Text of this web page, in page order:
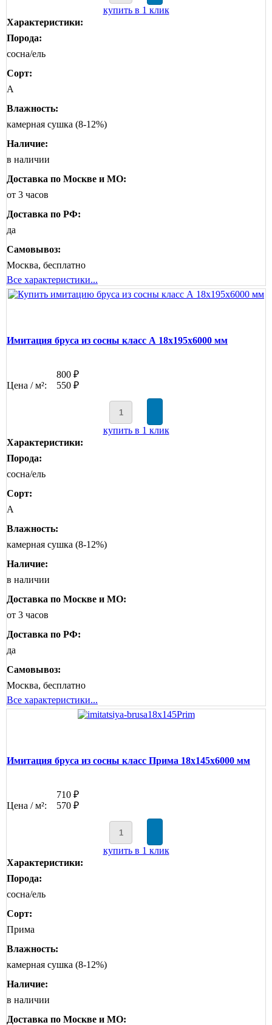
купить в 1 клик
Характеристики:
Порода:
сосна/ель
Сорт:
А
Влажность:
камерная сушка (8-12%)
Наличие:
в наличии
Доставка по Москве и МО:
от 3 часов
Доставка по РФ:
да
Самовывоз:
Москва, бесплатно
Все характеристики...
Имитация бруса из сосны класс А 18x195x6000 мм
800 ₽
Цена / м²:
550 ₽
купить в 1 клик
Характеристики:
Порода:
сосна/ель
Сорт:
А
Влажность:
камерная сушка (8-12%)
Наличие:
в наличии
Доставка по Москве и МО:
от 3 часов
Доставка по РФ:
да
Самовывоз:
Москва, бесплатно
Все характеристики...
Имитация бруса из сосны класс Прима 18x145x6000 мм
710 ₽
Цена / м²:
570 ₽
купить в 1 клик
Характеристики:
Порода:
сосна/ель
Сорт:
Прима
Влажность:
камерная сушка (8-12%)
Наличие:
в наличии
Доставка по Москве и МО: